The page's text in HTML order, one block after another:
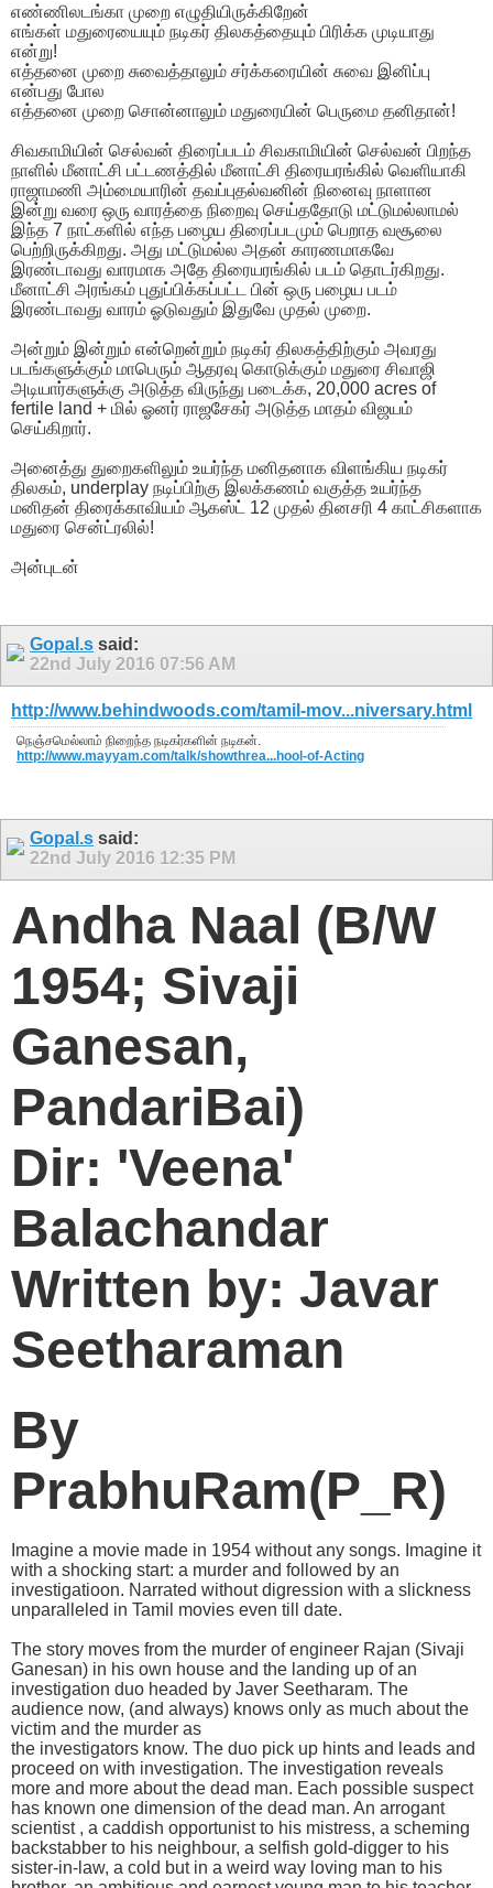
எண்ணிலடங்கா முறை எழுதியிருக்கிறேன்
எங்கள் மதுரையையும் நடிகர் திலகத்தையும் பிரிக்க முடியாது
என்று!
எத்தனை முறை சுவைத்தாலும் சர்க்கரையின் சுவை இனிப்பு
என்பது போல
எத்தனை முறை சொன்னாலும் மதுரையின் பெருமை தனிதான்!
சிவகாமியின் செல்வன் திரைப்படம் சிவகாமியின் செல்வன் பிறந்த
நாளில் மீனாட்சி பட்டணத்தில் மீனாட்சி திரையரங்கில் வெளியாகி
ராஜாமணி அம்மையாரின் தவப்புதல்வனின் நினைவு நாளான
இன்று வரை ஒரு வாரத்தை நிறைவு செய்ததோடு மட்டுமல்லாமல்
இந்த 7 நாட்களில் எந்த பழைய திரைப்படமும் பெறாத வசூலை
பெற்றிருக்கிறது. அது மட்டுமல்ல அதன் காரணமாகவே
இரண்டாவது வாரமாக அதே திரையரங்கில் படம் தொடர்கிறது.
மீனாட்சி அரங்கம் புதுப்பிக்கப்பட்ட பின் ஒரு பழைய படம்
இரண்டாவது வாரம் ஓடுவதும் இதுவே முதல் முறை.
அன்றும் இன்றும் என்றென்றும் நடிகர் திலகத்திற்கும் அவரது
படங்களுக்கும் மாபெரும் ஆதரவு கொடுக்கும் மதுரை சிவாஜி
அடியார்களுக்கு அடுத்த விருந்து படைக்க, 20,000 acres of
fertile land + மில் ஓனர் ராஜசேகர் அடுத்த மாதம் விஜயம்
செய்கிறார்.
அனைத்து துறைகளிலும் உயர்ந்த மனிதனாக விளங்கிய நடிகர்
திலகம், underplay நடிப்பிற்கு இலக்கணம் வகுத்த உயர்ந்த
மனிதன் திரைக்காவியம் ஆகஸ்ட் 12 முதல் தினசரி 4 காட்சிகளாக
மதுரை சென்ட்ரலில்!
அன்புடன்
Gopal.s said:
22nd July 2016 07:56 AM
http://www.behindwoods.com/tamil-mov...niversary.html
நெஞ்சமெல்லாம் நிறைந்த நடிகர்களின் நடிகன்.
http://www.mayyam.com/talk/showthrea...hool-of-Acting
Gopal.s said:
22nd July 2016 12:35 PM
Andha Naal (B/W
1954; Sivaji
Ganesan,
PandariBai)
Dir: 'Veena'
Balachandar
Written by: Javar
Seetharaman
By
PrabhuRam(P_R)
Imagine a movie made in 1954 without any songs. Imagine it
with a shocking start: a murder and followed by an
investigatioon. Narrated without digression with a slickness
unparalleled in Tamil movies even till date.
The story moves from the murder of engineer Rajan (Sivaji
Ganesan) in his own house and the landing up of an
investigation duo headed by Javer Seetharam. The
audience now, (and always) knows only as much about the
victim and the murder as
the investigators know. The duo pick up hints and leads and
proceed on with investigation. The investigation reveals
more and more about the dead man. Each possible suspect
has known one dimension of the dead man. An arrogant
scientist , a caddish opportunist to his mistress, a scheming
backstabber to his neighbour, a selfish gold-digger to his
sister-in-law, a cold but in a weird way loving man to his